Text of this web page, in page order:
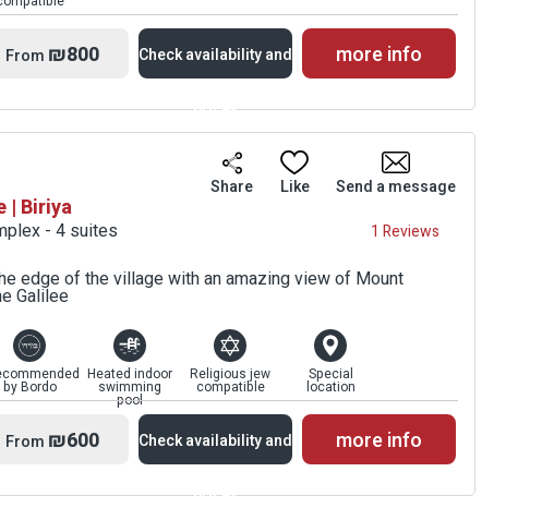
From ₪800 Check availability and
prices
Availability and
more info
| Biriya
1 Reviews
- 4 suites
edge of the village with an amazing view of Mount
Galilee
Share Like Send a message
by Bordo
Heated indoor
swimming
pool
Religious jew
compatible
Special
location
From ₪600 Check availability and
prices
more info